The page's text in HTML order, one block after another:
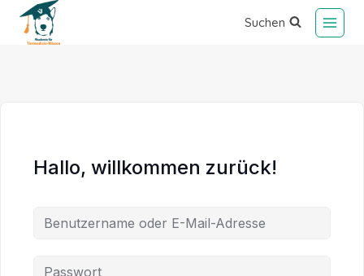
Suchen
Hallo, willkommen zurück!